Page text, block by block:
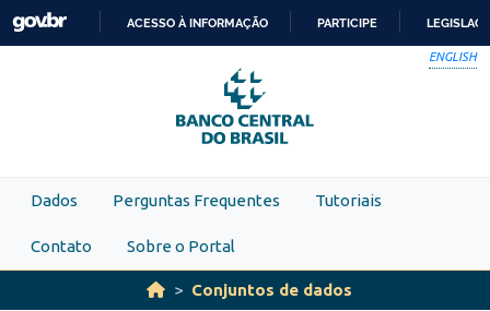
Skip to main content
PARA
O
CONTEÚDO
ACESSO À INFORMAÇÃO PARTICIPE
ENGLISH
Dados Perguntas Frequentes Tutoriais
Contato Sobre o Portal
Conjuntos de dados